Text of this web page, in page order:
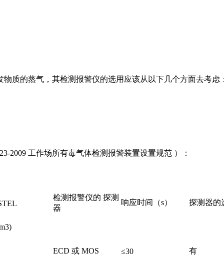
质的蒸气，其检测报警仪的选用应该从以下几个方面去考虑
2009 工作场所有毒气体检测报警装置设置规范 ）：
检测报警仪的 探测
器
响应时间（s） 探测器的
ECD 或 MOS ≤30 有